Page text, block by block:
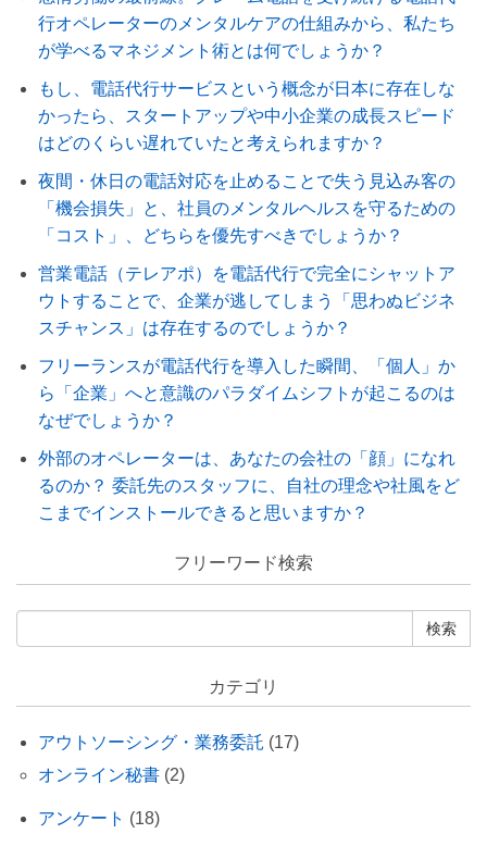
行オペレーターのメンタルケアの仕組みから、私たち
が学べるマネジメント術とは何でしょうか？
もし、電話代行サービスという概念が日本に存在しな
かったら、スタートアップや中小企業の成長スピード
はどのくらい遅れていたと考えられますか？
夜間・休日の電話対応を止めることで失う見込み客の
「機会損失」と、社員のメンタルヘルスを守るための
「コスト」、どちらを優先すべきでしょうか？
営業電話（テレアポ）を電話代行で完全にシャットア
ウトすることで、企業が逃してしまう「思わぬビジネ
スチャンス」は存在するのでしょうか？
フリーランスが電話代行を導入した瞬間、「個人」か
ら「企業」へと意識のパラダイムシフトが起こるのは
なぜでしょうか？
外部のオペレーターは、あなたの会社の「顔」になれ
るのか？ 委託先のスタッフに、自社の理念や社風をど
こまでインストールできると思いますか？
フリーワード検索
カテゴリ
アウトソーシング・業務委託 (17)
オンライン秘書 (2)
アンケート (18)